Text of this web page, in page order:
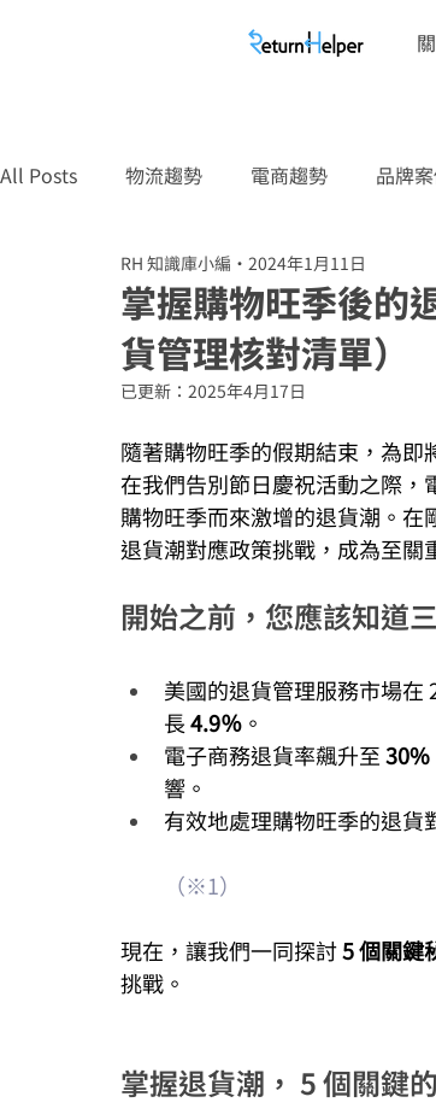
All Posts 物流趨勢 電商趨勢 品牌
掌握購物旺季後的
貨管理核對清單）
RH 知識庫小編 2024年1月11日
已更新： 2025年4月17日
隨著購物旺季的假期結束，為即
在我們告別節日慶祝活動之際，
購物旺季而來激增的退貨潮。在
退貨潮對應政策挑戰，成為至關
開始之前，您應該知道
美國的退貨管理服務市場在
長 4.9％ 。
電子商務退貨率飆升至 30%
響。
有效地處理購物旺季的退貨
（※1）
現在，讓我們一同探討 5 個關鍵
挑戰。
掌握退貨潮， 5 個關鍵